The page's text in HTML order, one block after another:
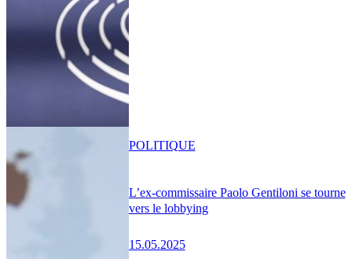
L’ex-commissaire Paolo Gentiloni se tourne
vers le lobbying
15.05.2025
POLITIQUE